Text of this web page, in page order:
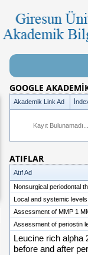
GOOGLE
Akademik Link Ad
Kayıt Bulunamadı...
ATIFLAR
Atıf Ad
Nonsurgical periodontal
Local and systemic
Assessment of MMP 1
Assessment of periostin
Leucine rich alpha
before and after